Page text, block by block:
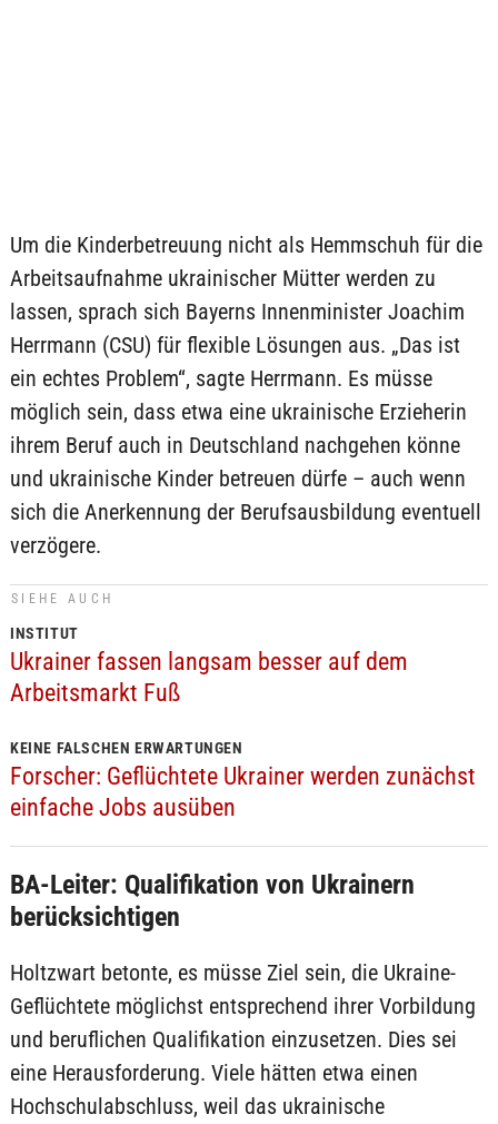
Um die Kinderbetreuung nicht als Hemmschuh für die
Arbeitsaufnahme ukrainischer Mütter werden zu
lassen, sprach sich Bayerns Innenminister Joachim
Herrmann (CSU) für flexible Lösungen aus. „Das ist
ein echtes Problem“, sagte Herrmann. Es müsse
möglich sein, dass etwa eine ukrainische Erzieherin
ihrem Beruf auch in Deutschland nachgehen könne
und ukrainische Kinder betreuen dürfe – auch wenn
sich die Anerkennung der Berufsausbildung eventuell
verzögere.
SIEHE AUCH
INSTITUT
Ukrainer fassen langsam besser auf dem
Arbeitsmarkt Fuß
KEINE FALSCHEN ERWARTUNGEN
Forscher: Geflüchtete Ukrainer werden zunächst
einfache Jobs ausüben
BA-Leiter: Qualifikation von Ukrainern
berücksichtigen
Holtzwart betonte, es müsse Ziel sein, die Ukraine-
Geflüchtete möglichst entsprechend ihrer Vorbildung
und beruflichen Qualifikation einzusetzen. Dies sei
eine Herausforderung. Viele hätten etwa einen
Hochschulabschluss, weil das ukrainische